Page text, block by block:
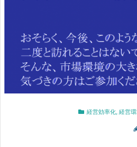
経営効率化, 経営